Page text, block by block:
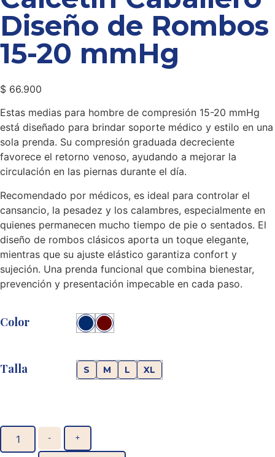
Diseño de Rombos
15-20 mmHg
$ 66.900
Estas medias para hombre de compresión 15-20 mmHg
está diseñado para brindar soporte médico y estilo en una
sola prenda. Su compresión graduada decreciente
favorece el retorno venoso, ayudando a mejorar la
circulación en las piernas durante el día.
Recomendado por médicos, es ideal para controlar el
cansancio, la pesadez y los calambres, especialmente en
quienes permanecen mucho tiempo de pie o sentados. El
diseño de rombos clásicos aporta un toque elegante,
mientras que su ajuste elástico garantiza confort y
sujeción. Una prenda funcional que combina bienestar,
prevención y presentación impecable en cada paso.
Color
Talla S M L XL
- +